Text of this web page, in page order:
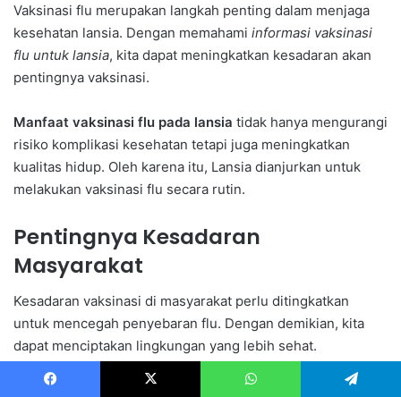
Vaksinasi flu merupakan langkah penting dalam menjaga
kesehatan lansia. Dengan memahami informasi vaksinasi
flu untuk lansia, kita dapat meningkatkan kesadaran akan
pentingnya vaksinasi.
Manfaat vaksinasi flu pada lansia tidak hanya mengurangi
risiko komplikasi kesehatan tetapi juga meningkatkan
kualitas hidup. Oleh karena itu, Lansia dianjurkan untuk
melakukan vaksinasi flu secara rutin.
Pentingnya Kesadaran
Masyarakat
Kesadaran vaksinasi di masyarakat perlu ditingkatkan
untuk mencegah penyebaran flu. Dengan demikian, kita
dapat menciptakan lingkungan yang lebih sehat.